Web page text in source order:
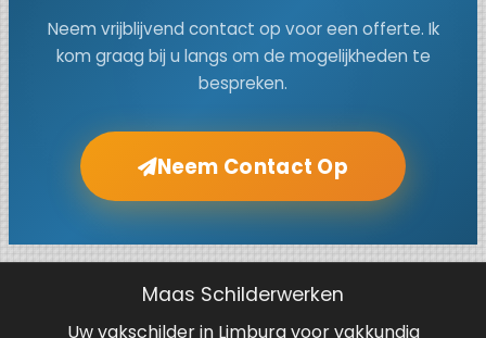
Neem vrijblijvend contact op voor een offerte. Ik
kom graag bij u langs om de mogelijkheden te
bespreken.
Neem Contact Op
Maas Schilderwerken
Uw vakschilder in Limburg voor vakkundig